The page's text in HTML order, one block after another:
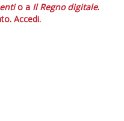
o a Il Regno digitale.
Accedi.